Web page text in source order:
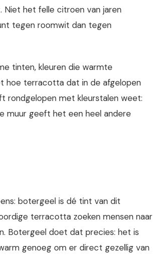
het felle citroen van jaren
tegen roomwit dan tegen
tinten, kleuren die warmte
hoe terracotta dat in de afgelopen
rondgelopen met kleurstalen weet:
muur geeft het een heel andere
botergeel is dé tint van dit
terracotta zoeken mensen naar
Botergeel doet dat precies: het is
genoeg om er direct gezellig van